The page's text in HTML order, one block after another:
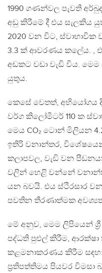
1990 ගණන්වල පැවති
අඩු කිරීමේ දී එය සැලකිය
2020 වන විට,
3.3 ක් ආවරණය කලේය. ,
අඩකට වඩා වැඩි විය.
යුතුය.
කෙසේ වෙතත්, අභියෝගය
වර්ග කිලෝමීටර් 110 ක
මෙය CO₂ ටොන් මිලියන
ඉතිරි වනාන්තර,
කලාපවල, වැඩි වන
වලින් හෙළි වන්නේ
යන බවයි. එය ස්ථිරසාර
පවතින තීරණාත්මක
මේ අනුව, මෙම ලිපියෙන්
පද්ධති පුළුල් කිරීම, ආරක්ෂා
කළමනාකරණය කිරීම
ප්‍රතිපත්තිමය පියවර විමසා